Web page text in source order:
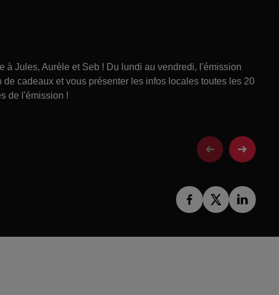
à Jules, Aurèle et Seb ! Du lundi au vendredi, l'émission
cadeaux et vous présenter les infos locales toutes les 20
de l'émission !